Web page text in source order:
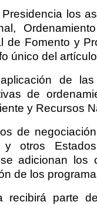
los
de Fomento y
único del
de
de
y Recursos
de
y otros
adicionan los
de los
recibirá parte